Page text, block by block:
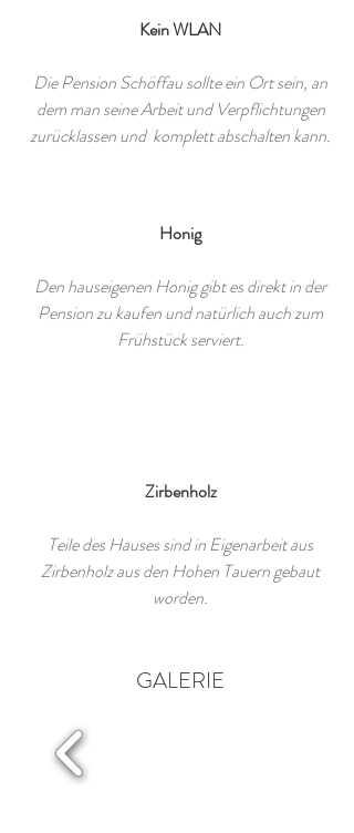
Kein WLAN
Die Pension Schöffau sollte ein Ort sein, an
dem man seine Arbeit und Verpflichtungen
zurücklassen und komplett abschalten kann.
Honig
Den hauseigenen Honig gibt es direkt in der
Pension zu kaufen und natürlich auch zum
Frühstück serviert.
Zirbenholz
Teile des Hauses sind in Eigenarbeit aus
Zirbenholz aus den Hohen Tauern gebaut
worden.
GALERIE